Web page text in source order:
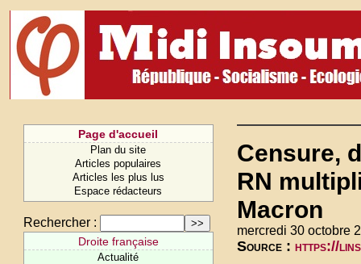
Page d'accueil
Plan du site
Articles populaires
Articles les plus lus
Espace rédacteurs
Rechercher :
Droite française
Actualité
Censure,
RN
Macron
mercredi 30 octobre
Source : https://